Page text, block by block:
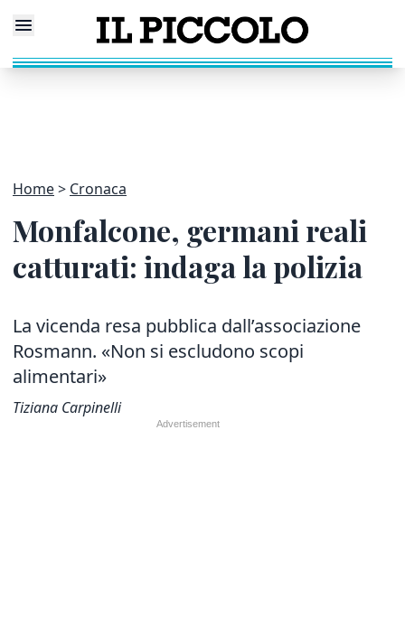
Home Cronaca
Monfalcone, germani reali
catturati: indaga la polizia
La vicenda resa pubblica dall’associazione
Rosmann. «Non si escludono scopi
alimentari»
Tiziana Carpinelli